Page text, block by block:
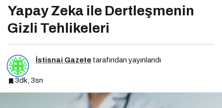
Yapay Zeka ile Dertleşmenin
Gizli Tehlikeleri
İstisnai Gazete tarafından yayınlandı
3dk, 3sn